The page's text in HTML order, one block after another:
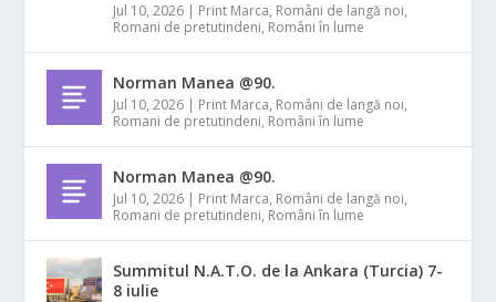
Jul 10, 2026 | Print Marca, Români de langă noi,
Romani de pretutindeni, Români în lume
Norman Manea @90.
Jul 10, 2026 | Print Marca, Români de langă noi,
Romani de pretutindeni, Români în lume
Norman Manea @90.
Jul 10, 2026 | Print Marca, Români de langă noi,
Romani de pretutindeni, Români în lume
Summitul N.A.T.O. de la Ankara (Turcia) 7-
8 iulie